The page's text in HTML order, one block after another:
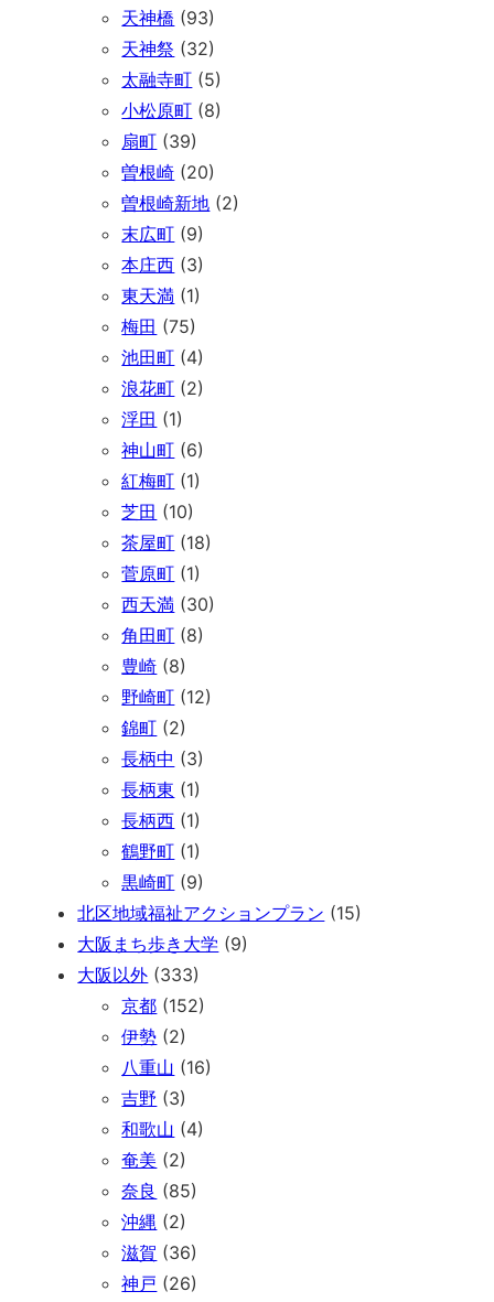
天神橋 (93)
天神祭 (32)
太融寺町 (5)
小松原町 (8)
扇町 (39)
曽根崎 (20)
曽根崎新地 (2)
末広町 (9)
本庄西 (3)
東天満 (1)
梅田 (75)
池田町 (4)
浪花町 (2)
浮田 (1)
神山町 (6)
紅梅町 (1)
芝田 (10)
茶屋町 (18)
菅原町 (1)
西天満 (30)
角田町 (8)
豊崎 (8)
野崎町 (12)
錦町 (2)
長柄中 (3)
長柄東 (1)
長柄西 (1)
鶴野町 (1)
黒崎町 (9)
北区地域福祉アクションプラン (15)
大阪まち歩き大学 (9)
大阪以外 (333)
京都 (152)
伊勢 (2)
八重山 (16)
吉野 (3)
和歌山 (4)
奄美 (2)
奈良 (85)
沖縄 (2)
滋賀 (36)
神戸 (26)